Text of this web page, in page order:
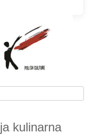
kulinarna